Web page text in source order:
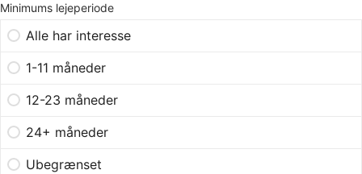
Minimums lejeperiode
Alle har interesse
1-11 måneder
12-23 måneder
24+ måneder
Ubegrænset